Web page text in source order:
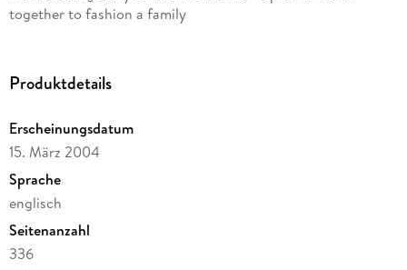
together to fashion a family
Produktdetails
Erscheinungsdatum
15. März 2004
Sprache
englisch
Seitenanzahl
336